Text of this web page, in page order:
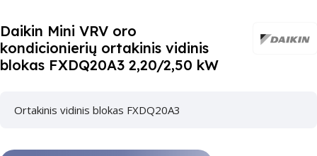
Daikin Mini VRV oro
kondicionierių ortakinis vidinis
blokas FXDQ20A3 2,20/2,50 kW
Ortakinis vidinis blokas FXDQ20A3